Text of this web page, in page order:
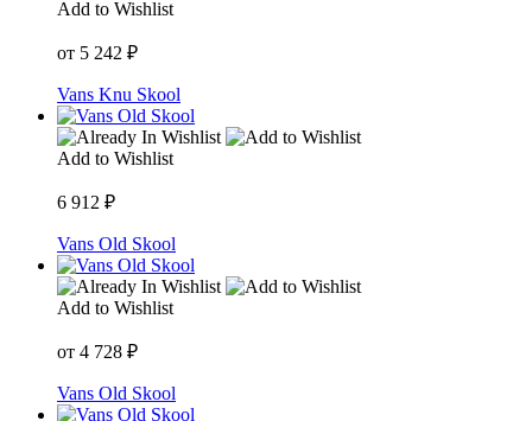
Add to Wishlist
от 5 242 ₽
Vans Knu Skool
Add to Wishlist
6 912 ₽
Vans Old Skool
Add to Wishlist
от 4 728 ₽
Vans Old Skool